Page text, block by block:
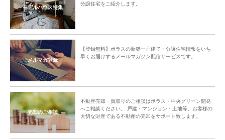
モデルハウス特集
分譲住宅をご紹介します。
メルマガ登録
【登録無料】ポラスの新築一戸建て・分譲住宅情報をいち
早くお届けするメールマガジン配信サービスです。
売却のご相談
不動産売却・買取りのご相談はポラス・中央グリーン開発
へご相談ください。 戸建・マンション・土地等、お客様の
大切な財産である不動産の売却をサポート致します。